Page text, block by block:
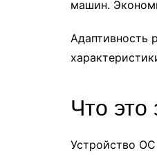
машин.
Адаптивность
Что
Устройство ОС